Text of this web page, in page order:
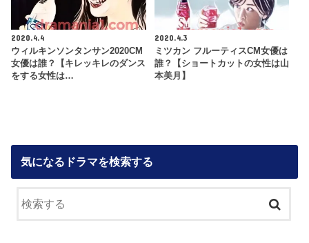
2020.4.4
ウィルキンソンタンサン2020CM
女優は誰？【キレッキレのダンス
をする女性は…
2020.4.3
ミツカン フルーティスCM女優は
誰？【ショートカットの女性は山
本美月】
気になるドラマを検索する